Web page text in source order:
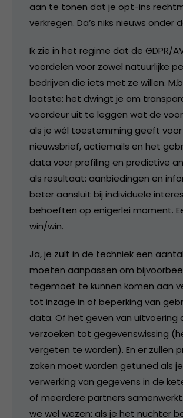
aan te tonen dat je opt-ins
verkregen. Da’s niks nieuws onder
Ik zie in het regime dat de GDPR/
voordelen voor zowel natuurlijke
bedrijven die iets met ze willen.
laatste: het dwingt je om
voordeur uit te leggen wat de
als je wél toestemming geeft voor
nieuwsbrief, actiemails en het
data voor profiling en predictive
als resultaat: aanbiedingen en
beter aansluit bij individuele
behoeften op enigerlei moment.
win/win.
Ja, je zult in de techniek een
moeten aanpassen om
tegemoet te kunnen komen aan
tot inzage in of beperking van
data. Of het geven van uitvoering
verzoeken tot gegevenswissing
vergeten te worden). En er zullen
zaken moet worden getuned als
verwerking van gegevens in de
of meerdere partners
we wel wezen: als je het nuchter